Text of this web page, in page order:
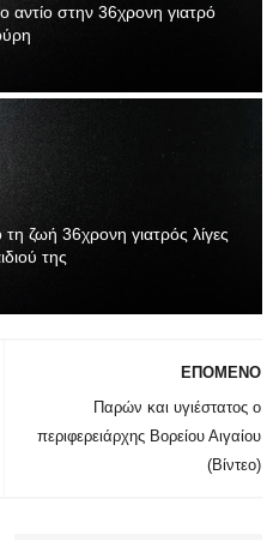
αντίο στην 36χρονη γιατρό
ζωή 36χρονη γιατρός λίγες
της
ΕΠΟΜΕΝΟ
Παρών και υγιέστατος ο
περιφερειάρχης Βορείου Αιγαίου
(Βίντεο)